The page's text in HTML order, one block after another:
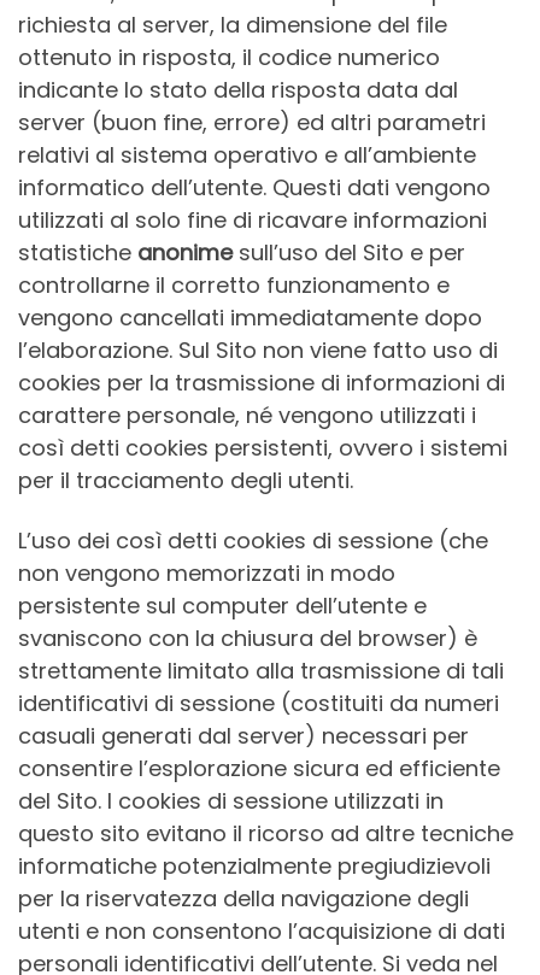
richiesta al server, la dimensione del file
ottenuto in risposta, il codice numerico
indicante lo stato della risposta data dal
server (buon fine, errore) ed altri parametri
relativi al sistema operativo e all’ambiente
informatico dell’utente. Questi dati vengono
utilizzati al solo fine di ricavare informazioni
statistiche anonimesull’uso del Sito e per
controllarne il corretto funzionamento e
vengono cancellati immediatamente dopo
l’elaborazione. Sul Sito non viene fatto uso di
cookies per la trasmissione di informazioni di
carattere personale, né vengono utilizzati i
così detti cookies persistenti, ovvero i sistemi
per il tracciamento degli utenti.
L’uso dei così detti cookies di sessione (che
non vengono memorizzati in modo
persistente sul computer dell’utente e
svaniscono con la chiusura del browser) è
strettamente limitato alla trasmissione di tali
identificativi di sessione (costituiti da numeri
casuali generati dal server) necessari per
consentire l’esplorazione sicura ed efficiente
del Sito. I cookies di sessione utilizzati in
questo sito evitano il ricorso ad altre tecniche
informatiche potenzialmente pregiudizievoli
per la riservatezza della navigazione degli
utenti e non consentono l’acquisizione di dati
personali identificativi dell’utente. Si veda nel